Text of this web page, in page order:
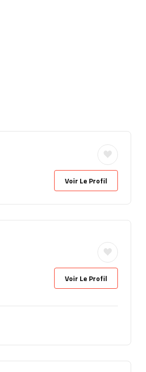
Voir Le Profil
Voir Le Profil